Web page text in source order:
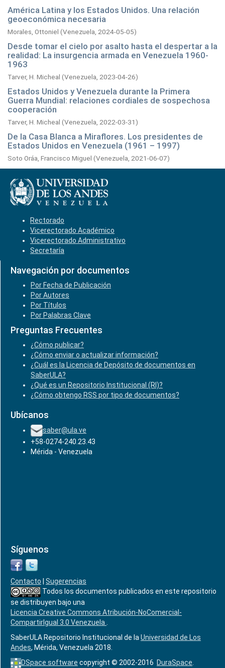
América Latina y los Estados Unidos. Una relación
geoeconómica necesaria
Morales, Ottoniel (Venezuela, 2024-05-05)
Desde tomar el cielo por asalto hasta el despertar a la
realidad: La insurgencia armada en Venezuela 1960-
1963
Tarver, H. Micheal (Venezuela, 2023-04-26)
Estados Unidos y Venezuela durante la Primera
Guerra Mundial: relaciones cordiales de sospechosa
cooperación
Tarver, H. Micheal (Venezuela, 2022-03-31)
De la Casa Blanca a Miraflores. Los presidentes de
Estados Unidos en Venezuela (1961 – 1997)
Soto Oráa, Francisco Miguel (Venezuela, 2021-06-07)
Rectorado
Vicerectorado Académico
Vicerectorado Administrativo
Secretaría
Navegación por documentos
Por Fecha de Publicación
Por Autores
Por Títulos
Por Palabras Clave
Preguntas Frecuentes
¿Cómo publicar?
¿Cómo enviar o actualizar información?
¿Cuál es la Licencia de Depósito de documentos en
SaberULA?
¿Qué es un Repositorio Institucional (RI)?
¿Cómo obtengo RSS por tipo de documentos?
Ubícanos
saber@ula.ve
+58-0274-240.23.43
Mérida - Venezuela
Síguenos
Contacto
Sugerencias
Todos los documentos publicados en este repositorio
se distribuyen bajo una
Licencia Creative Commons Atribución-NoComercial-
CompartirIgual 3.0 Venezuela
SaberULA Repositorio Institucional de la Universidad de Los
Andes, Mérida, Venezuela 2018.
DSpace software copyright © 2002-2016 DuraSpace